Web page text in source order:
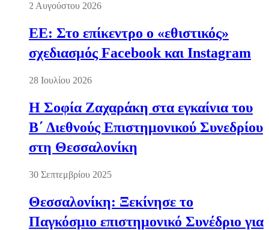
2 Αυγούστου 2026
ΕΕ: Στο επίκεντρο ο «εθιστικός»
σχεδιασμός Facebook και Instagram
28 Ιουλίου 2026
Η Σοφία Ζαχαράκη στα εγκαίνια του
Β΄ Διεθνούς Επιστημονικού Συνεδρίου
στη Θεσσαλονίκη
30 Σεπτεμβρίου 2025
Θεσσαλονίκη: Ξεκίνησε το
Παγκόσμιο επιστημονικό Συνέδριο για